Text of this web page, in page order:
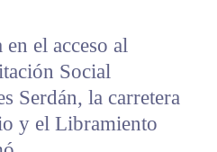
el acceso al
Social
Serdán, la carretera
y el Libramiento